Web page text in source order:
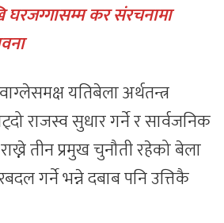
घरजग्गासम्म कर संरचनामा
वाग्लेसमक्ष यतिबेला अर्थतन्त्र
राजस्व सुधार गर्ने र सार्वजनिक
तीन प्रमुख चुनौती रहेको बेला
गर्ने भन्ने दबाब पनि उत्तिकै